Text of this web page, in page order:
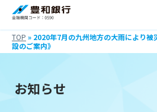
TOP » 2020年7月の九州地方の大雨により
設のご案内》
お知らせ